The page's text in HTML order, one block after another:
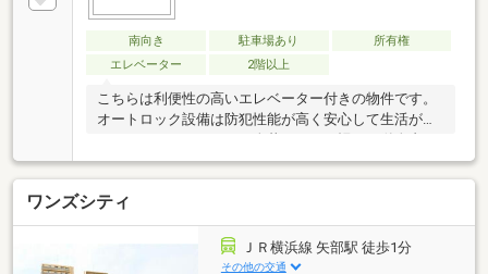
南向き 駐車場あり
所有権
エレベーター
2階以上
こちらは利便性の高いエレベーター付きの物件です。
オートロック設備は防犯性能が高く安心して生活がで
おすすめです。こちらは南向きの物件です。バルコニ
ーの広さが3.06平米の物件です。徒歩1分の場所に駅の
ある物件です。清潔感を求める方に一押ししたい全居
室フローリングです。
ワンズシティ
ＪＲ横浜線 矢部駅 徒歩1分
その他の交通